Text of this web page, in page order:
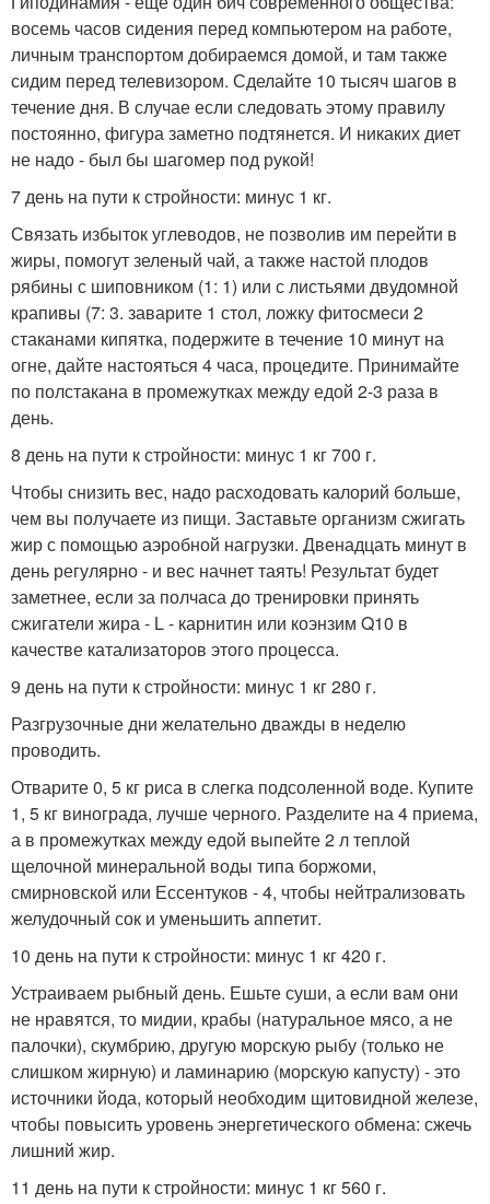
восемь часов сидения перед компьютером на работе,
личным транспортом добираемся домой, и там также
сидим перед телевизором. Сделайте 10 тысяч шагов в
течение дня. В случае если следовать этому правилу
постоянно, фигура заметно подтянется. И никаких диет
не надо - был бы шагомер под рукой!
7 день на пути к стройности: минус 1 кг.
Связать избыток углеводов, не позволив им перейти в
жиры, помогут зеленый чай, а также настой плодов
рябины с шиповником (1: 1) или с листьями двудомной
крапивы (7: 3. заварите 1 стол, ложку фитосмеси 2
стаканами кипятка, подержите в течение 10 минут на
огне, дайте настояться 4 часа, процедите. Принимайте
по полстакана в промежутках между едой 2-3 раза в
день.
8 день на пути к стройности: минус 1 кг 700 г.
Чтобы снизить вес, надо расходовать калорий больше,
чем вы получаете из пищи. Заставьте организм сжигать
жир с помощью аэробной нагрузки. Двенадцать минут в
день регулярно - и вес начнет таять! Результат будет
заметнее, если за полчаса до тренировки принять
сжигатели жира - L - карнитин или коэнзим Q10 в
качестве катализаторов этого процесса.
9 день на пути к стройности: минус 1 кг 280 г.
Разгрузочные дни желательно дважды в неделю
проводить.
Отварите 0, 5 кг риса в слегка подсоленной воде. Купите
1, 5 кг винограда, лучше черного. Разделите на 4 приема,
а в промежутках между едой выпейте 2 л теплой
щелочной минеральной воды типа боржоми,
смирновской или Ессентуков - 4, чтобы нейтрализовать
желудочный сок и уменьшить аппетит.
10 день на пути к стройности: минус 1 кг 420 г.
Устраиваем рыбный день. Ешьте суши, а если вам они
не нравятся, то мидии, крабы (натуральное мясо, а не
палочки), скумбрию, другую морскую рыбу (только не
слишком жирную) и ламинарию (морскую капусту) - это
источники йода, который необходим щитовидной железе,
чтобы повысить уровень энергетического обмена: сжечь
лишний жир.
11 день на пути к стройности: минус 1 кг 560 г.